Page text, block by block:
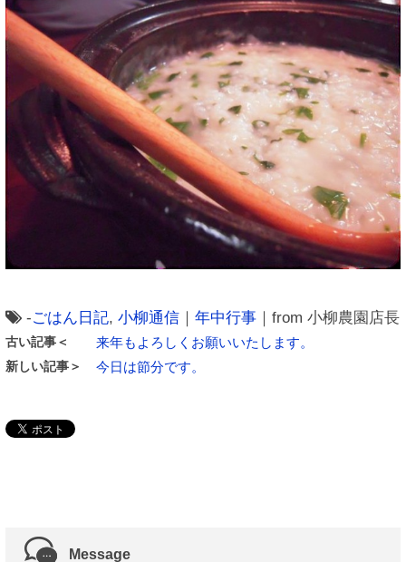
-ごはん日記, 小柳通信 ｜ 年中行事 ｜from 小柳農園店長
古い記事＜ 来年もよろしくお願いいたします。
新しい記事＞ 今日は節分です。
Message